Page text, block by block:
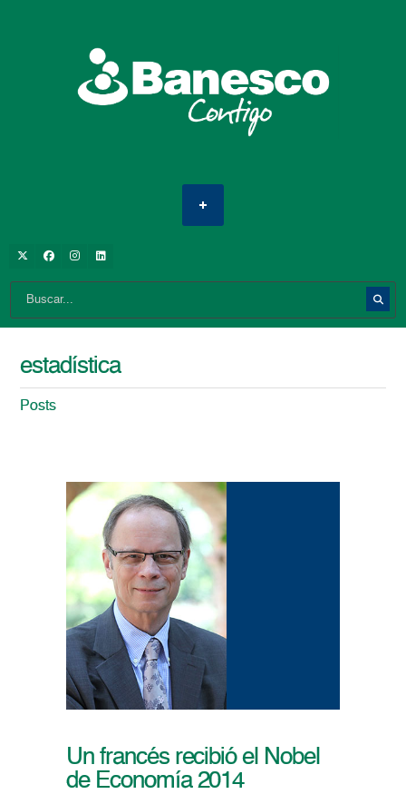
estadística
Posts
Un francés recibió el Nobel
de Economía 2014